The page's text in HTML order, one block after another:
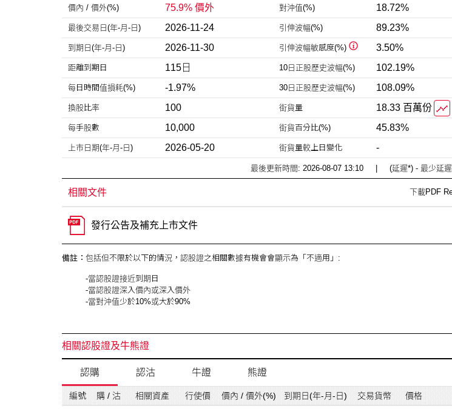
價內 / 價外(%) 75.9% 價外
最後交易日(年-月-日) 2026-11-24
到期日(年-月-日) 2026-11-30
距離到期日 115日
每日時間值損耗(%) -1.97%
換股比率 100
每手股數 10,000
上市日期(年-月-日) 2026-05-20
對沖值(%) 18.72%
引伸波幅(%) 89.23%
引伸波幅敏感度(%) 3.50%
10日正股歷史波幅(%) 102.19%
30日正股歷史波幅(%) 108.09%
街貨量 18.33 百萬份
街貨百分比(%) 45.83%
街貨量較上日變化 -
最後更新時間: 2026-08-07 13:10 | (延遲*) - 最少延遲
相關文件 下載PDF
發行公告及補充上市文件
備註： 包括但不限於以下的情況，認股證之相關數據有機會會顯示為「不適用」:
-當認股證接近到期日
-當認股證深入價內或深入價外
-當對沖值少於10%或大於90%
相關認股證及牛熊證
認購 認沽 牛證 熊證
編號 購 / 沽 相關資產 行使價 價內 / 價外(%) 到期日(年-月-日) 交易貨幣 價格